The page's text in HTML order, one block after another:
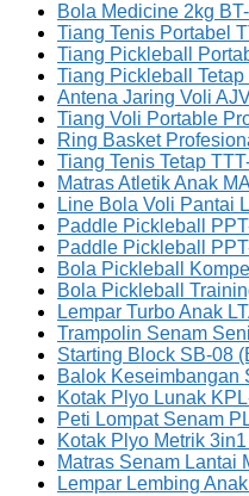
Bola Medicine 2kg
Tiang Tenis Portabel
Tiang Pickleball
Tiang Pickleball Tetap
Antena Jaring Voli
Tiang Voli Portable
Ring Basket
Tiang Tenis Tetap
Matras Atletik Anak
Line Bola Voli Pantai
Paddle Pickleball
Paddle Pickleball
Bola Pickleball
Bola Pickleball
Lempar Turbo Anak
Trampolin Senam
Starting Block SB-08
Balok Keseimbangan
Kotak Plyo Lunak
Peti Lompat Senam
Kotak Plyo Metrik
Matras Senam Lantai
Lempar Lembing